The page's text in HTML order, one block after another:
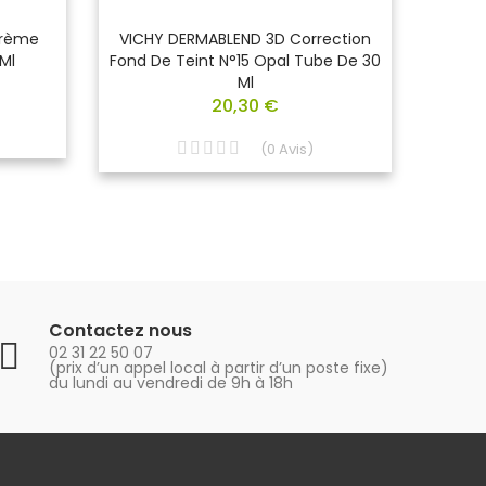
VICHY DERMABLEND 3D Correction
Fond De Teint N°15 Opal Tube De 30
Ml
20,30 €
(0 Avis)
Contactez nous
02 31 22 50 07
(prix d’un appel local à partir d’un poste fixe)
du lundi au vendredi de 9h à 18h